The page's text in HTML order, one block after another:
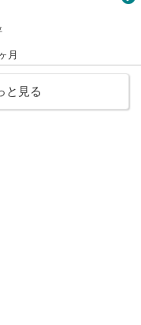
月
と見る